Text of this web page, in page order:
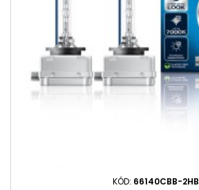
KÓD: 66140CBB-2HB